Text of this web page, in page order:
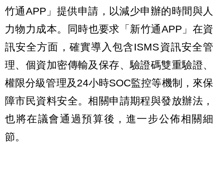
竹通APP」提供申請，以減少申辦的時間與人
力物力成本。同時也要求「新竹通APP」在資
訊安全方面，確實導入包含ISMS資訊安全管
理、個資加密傳輸及保存、驗證碼雙重驗證、
權限分級管理及24小時SOC監控等機制，來保
障市民資料安全。相關申請期程與發放辦法，
也將在議會通過預算後，進一步公佈相關細
節。